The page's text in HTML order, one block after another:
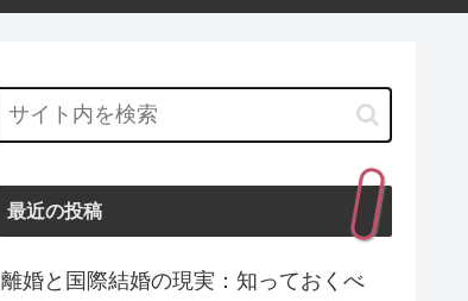
最近の投稿
離婚と国際結婚の現実：知っておくべ